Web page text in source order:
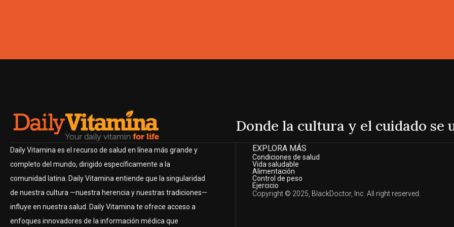
Donde la cultura y el cuidado se
Daily Vitamina es el recurso de salud en línea más grande y
completo del mundo, dirigido específicamente a la
comunidad latina. Daily Vitamina entiende que la singularidad
de nuestra cultura —nuestra herencia y nuestras tradiciones—
influye en nuestra salud. Daily Vitamina te ofrece acceso a
enfoques innovadores de la información médica que
EXPLORA MÁS
Condiciones de salud
Vida saludable
Alimentación
Control de peso
Ejercicio
Copyright © 2025, BlackDoctor, Inc. All right reserved.